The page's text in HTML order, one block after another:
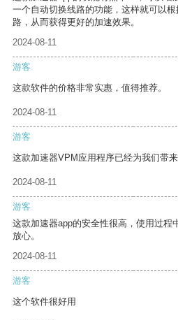
一个自动切换线路的功能，这样就可以
路，从而获得更好的加速效果。
2024-08-11
游客
这款软件的价格非常实惠，值得推荐。
2024-08-11
游客
这款加速器VPM应用程序已经为我们带
2024-08-11
游客
这款加速器app的安全性很高，使用过程
放心。
2024-08-11
游客
这个软件很好用